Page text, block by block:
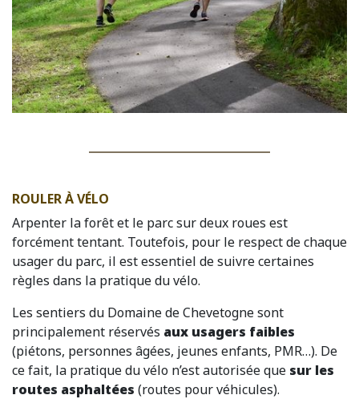
ROULER À VÉLO
Arpenter la forêt et le parc sur deux roues est
forcément tentant. Toutefois, pour le respect de chaque
usager du parc, il est essentiel de suivre certaines
règles dans la pratique du vélo.
Les sentiers du Domaine de Chevetogne sont
principalement réservés aux usagers faibles
(piétons, personnes âgées, jeunes enfants, PMR…). De
ce fait, la pratique du vélo n’est autorisée que sur les
routes asphaltées (routes pour véhicules).